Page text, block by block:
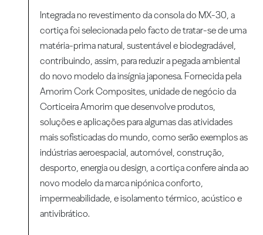
Integrada no revestimento da consola do MX-30, a
cortiça foi selecionada pelo facto de tratar-se de uma
matéria-prima natural, sustentável e biodegradável,
contribuindo, assim, para reduzir a pegada ambiental
do novo modelo da insígnia japonesa. Fornecida pela
Amorim Cork Composites, unidade de negócio da
Corticeira Amorim que desenvolve produtos,
soluções e aplicações para algumas das atividades
mais sofisticadas do mundo, como serão exemplos as
indústrias aeroespacial, automóvel, construção,
desporto, energia ou design, a cortiça confere ainda ao
novo modelo da marca nipónica conforto,
impermeabilidade, e isolamento térmico, acústico e
antivibrático.